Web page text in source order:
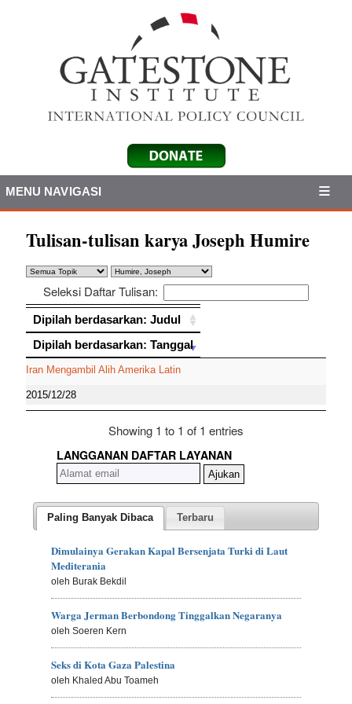
MENU NAVIGASI
Tulisan-tulisan karya Joseph Humire
Seleksi Daftar Tulisan:
Dipilah berdasarkan: Judul
Dipilah berdasarkan: Tanggal
Iran Mengambil Alih Amerika Latin
2015/12/28
Showing 1 to 1 of 1 entries
LANGGANAN DAFTAR LAYANAN
Paling Banyak Dibaca Terbaru
Dimulainya Gerakan Kapal Bersenjata Turki di Laut
Mediterania
oleh Burak Bekdil
Warga Jerman Berbondong Tinggalkan Negaranya
oleh Soeren Kern
Seks di Kota Gaza Palestina
oleh Khaled Abu Toameh
Dipilah berdasarkan: Judul
Dipilah berdasarkan: Tanggal